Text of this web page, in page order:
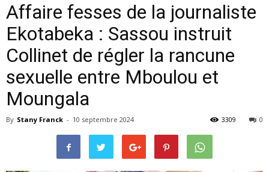
Affaire fesses de la journaliste
Ekotabeka : Sassou instruit
Collinet de régler la rancune
sexuelle entre Mboulou et
Moungala
By Stany Franck - 10 septembre 2024 0
3309